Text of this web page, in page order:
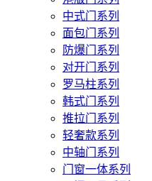
中式门系列
面包门系列
防爆门系列
对开门系列
罗马柱系列
韩式门系列
推拉门系列
轻奢款系列
中轴门系列
门窗一体系列